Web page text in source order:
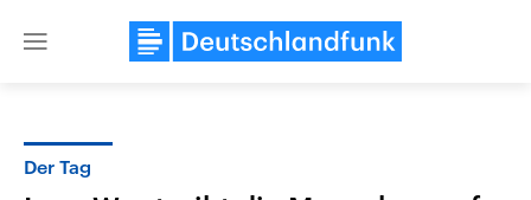
Close
Der Tag